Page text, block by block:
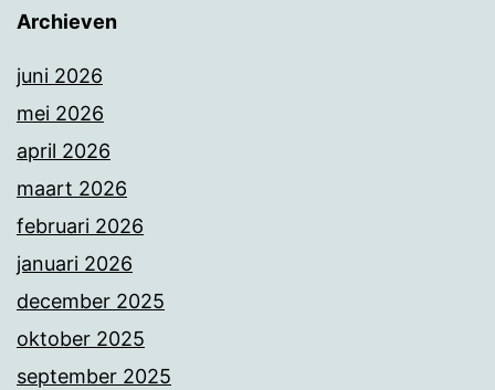
Archieven
juni 2026
mei 2026
april 2026
maart 2026
februari 2026
januari 2026
december 2025
oktober 2025
september 2025